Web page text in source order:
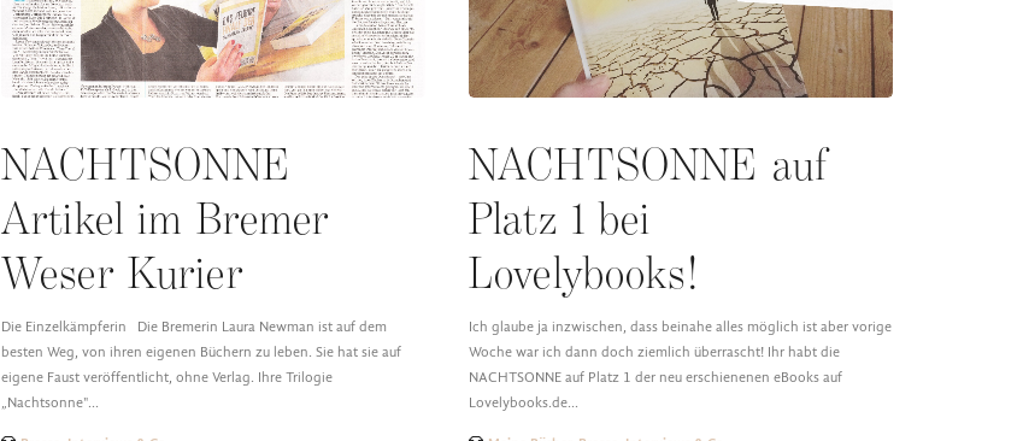
NACHTSONNE
Artikel im Bremer
Weser Kurier
Die Einzelkämpferin Die Bremerin Laura Newman ist auf dem
besten Weg, von ihren eigenen Büchern zu leben. Sie hat sie auf
eigene Faust veröffentlicht, ohne Verlag. Ihre Trilogie
„Nachtsonne"…
NACHTSONNE auf
Platz 1 bei
Lovelybooks!
Ich glaube ja inzwischen, dass beinahe alles möglich ist aber vorige
Woche war ich dann doch ziemlich überrascht! Ihr habt die
NACHTSONNE auf Platz 1 der neu erschienenen eBooks auf
Lovelybooks.de…